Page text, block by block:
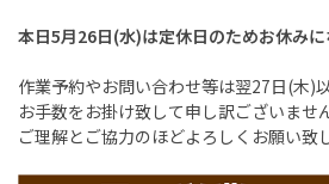
本日5月26日(水)は定休日のためお休みに
作業予約やお問い合わせ等は翌27日(木)
お手数をお掛け致して申し訳ございませ
ご理解とご協力のほどよろしくお願い致